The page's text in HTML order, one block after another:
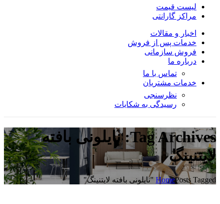
لیست قیمت
مراکز گارانتی
اخبار و مقالات
خدمات پس از فروش
فروش سازمانی
درباره ما
تماس با ما
خدمات مشتریان
نظرسنجی
رسیدگی به شکایات
Tag Archives: نایلونی بافته
لایتنینگ
HomePosts Tagged "نایلونی بافته لایتنینگ"